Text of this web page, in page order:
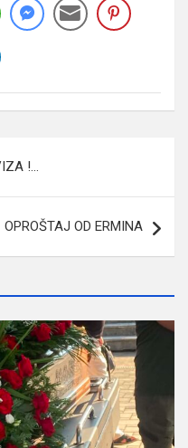
!…
OPROŠTAJ OD ERMINA